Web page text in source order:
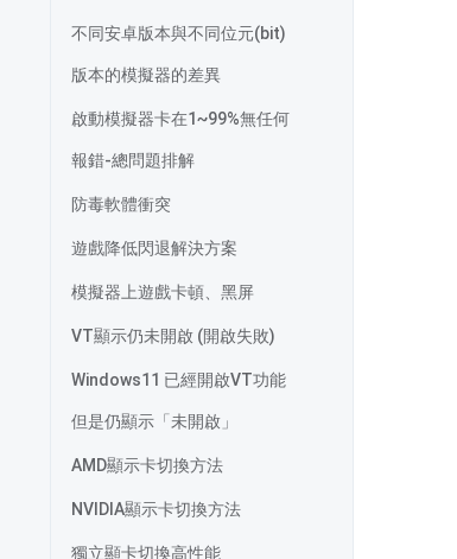
不同安卓版本與不同位元(bit)
版本的模擬器的差異
啟動模擬器卡在1~99%無任何
報錯-總問題排解
防毒軟體衝突
遊戲降低閃退解決方案
模擬器上遊戲卡頓、黑屏
VT顯示仍未開啟 (開啟失敗)
Windows11 已經開啟VT功能
但是仍顯示「未開啟」
AMD顯示卡切換方法
NVIDIA顯示卡切換方法
獨立顯卡切換高性能